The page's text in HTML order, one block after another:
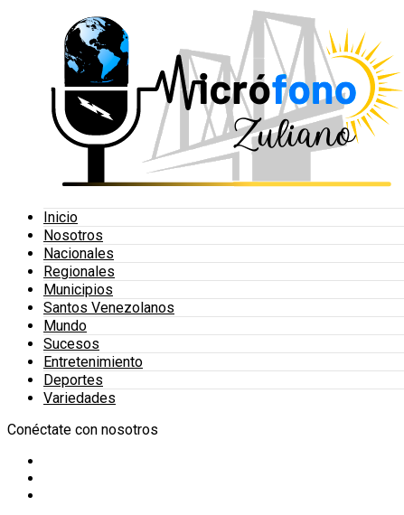
Inicio
Nosotros
Nacionales
Regionales
Municipios
Santos Venezolanos
Mundo
Sucesos
Entretenimiento
Deportes
Variedades
Conéctate con nosotros